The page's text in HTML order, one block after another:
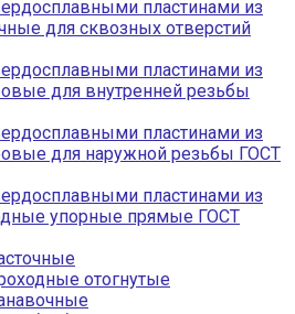
пластинами из
для сквозных отверстий
пластинами из
для внутренней резьбы
пластинами из
для наружной резьбы ГОСТ
пластинами из
упорные прямые ГОСТ
отогнутые